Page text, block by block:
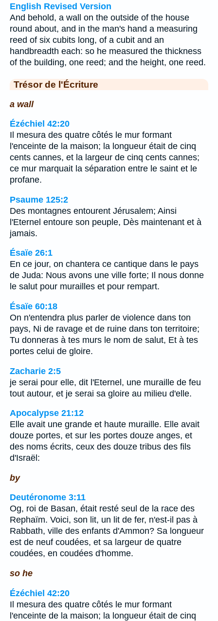
English Revised Version
And behold, a wall on the outside of the house
round about, and in the man's hand a measuring
reed of six cubits long, of a cubit and an
handbreadth each: so he measured the thickness
of the building, one reed; and the height, one reed.
Trésor de l'Écriture
a wall
Ézéchiel 42:20
Il mesura des quatre côtés le mur formant
l'enceinte de la maison; la longueur était de cinq
cents cannes, et la largeur de cinq cents cannes;
ce mur marquait la séparation entre le saint et le
profane.
Psaume 125:2
Des montagnes entourent Jérusalem; Ainsi
l'Eternel entoure son peuple, Dès maintenant et à
jamais.
Ésaïe 26:1
En ce jour, on chantera ce cantique dans le pays
de Juda: Nous avons une ville forte; Il nous donne
le salut pour murailles et pour rempart.
Ésaïe 60:18
On n'entendra plus parler de violence dans ton
pays, Ni de ravage et de ruine dans ton territoire;
Tu donneras à tes murs le nom de salut, Et à tes
portes celui de gloire.
Zacharie 2:5
je serai pour elle, dit l'Eternel, une muraille de feu
tout autour, et je serai sa gloire au milieu d'elle.
Apocalypse 21:12
Elle avait une grande et haute muraille. Elle avait
douze portes, et sur les portes douze anges, et
des noms écrits, ceux des douze tribus des fils
d'Israël:
by
Deutéronome 3:11
Og, roi de Basan, était resté seul de la race des
Rephaïm. Voici, son lit, un lit de fer, n'est-il pas à
Rabbath, ville des enfants d'Ammon? Sa longueur
est de neuf coudées, et sa largeur de quatre
coudées, en coudées d'homme.
so he
Ézéchiel 42:20
Il mesura des quatre côtés le mur formant
l'enceinte de la maison; la longueur était de cinq